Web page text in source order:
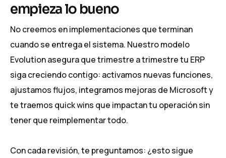
empieza lo bueno
No creemos en implementaciones que terminan
cuando se entrega el sistema. Nuestro modelo
Evolution asegura que trimestre a trimestre tu ERP
siga creciendo contigo: activamos nuevas funciones,
ajustamos flujos, integramos mejoras de Microsoft y
te traemos quick wins que impactan tu operación sin
tener que reimplementar todo.
Con cada revisión, te preguntamos: ¿esto sigue